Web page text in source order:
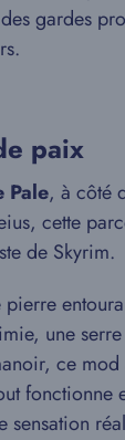
gardes
paix
Pale, à côté
cette
de Skyrim.
une
ce
sensation